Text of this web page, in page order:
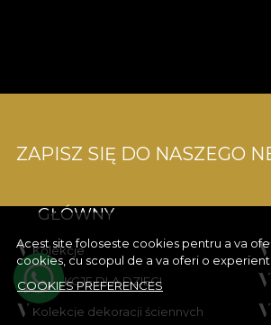
Acest site foloseste cookies pentru a va
cookies, cu scopul de a va oferi o
COOKIES PREFERENCES
ZAPISZ SIĘ DO NASZEGO
GŁÓWNY
Kolekcje
KOLEKCJE DLA DZIECI
Kolekcje dekoracji ściennych